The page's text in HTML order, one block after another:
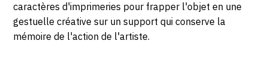
SERVICES
caractères d'imprimeries pour frapper l'objet en une
gestuelle créative sur un support qui conserve la
mémoire de l'action de l'artiste.